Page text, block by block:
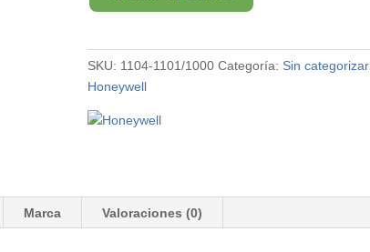
SKU: 1104-1101/1000 Categoría: Sin categorizar
Honeywell
Marca Valoraciones (0)